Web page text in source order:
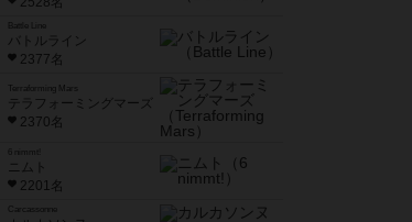
Battle Line
バトルライン
2377名
Terraforming Mars
テラフォーミングマーズ
2370名
ニムト
2201名
Carcassonne